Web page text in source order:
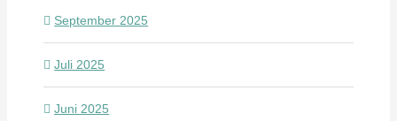
September 2025
Juli 2025
Juni 2025